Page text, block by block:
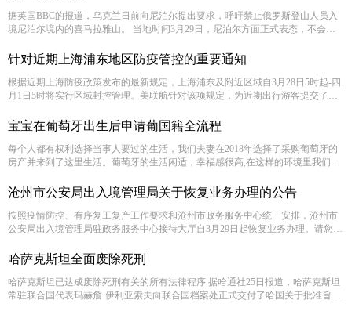
据英国BBC的报道，乌克兰日前向尼泊尔提出要求，呼吁禁止俄罗斯登山人员入
境尼泊尔境内的喜马拉雅山。 当地时间3月29日，尼泊尔方面正式表态，不会阻
针对近期上海浦东地区防疫管控的重要通知
根据近期上海防疫政策发布的最新规定，上海浦东及附近区域自3月28日5时起-四
月1日5时将实行区域封控管理。美联航针对该项规定，为近期出行游客提交了免
（含）之前 旅游日期:2022年3月28日-四月6日
宝宝在葡萄牙出生后申请葡国籍全流程
每个人都有权利选择当事人要过的生活，我们夫妻在2018年选择了采购葡萄牙的
房产并来到了这里生活。葡萄牙的生活闲适，幸福感很高,在这样的环境里我们的
籍法》：父母双方任意一方在葡萄牙拥有合法身份满一年，在葡萄牙出生的留学
生便可申请葡萄牙国籍,因此宝宝一出生就获得了葡萄牙国籍。
沧州市公安局出入境管理局关于恢复业务办理的公告
按照疫情防控、有序复工复产工作要求和沧州市政务服务中心统一安排，沧州市
公安局出入境管理局驻政务服务中心接待大厅自3月29日起恢复业务办理。请您通
哈萨克斯坦全面废除死刑
哈萨克斯坦已达成废除死刑有关的所有法律程序 据哈通社25日报道，哈萨克斯坦
常驻联合国代表玛赫詹·伊利亚索夫向联合国档案处正式交付了哈国关于批准旨在